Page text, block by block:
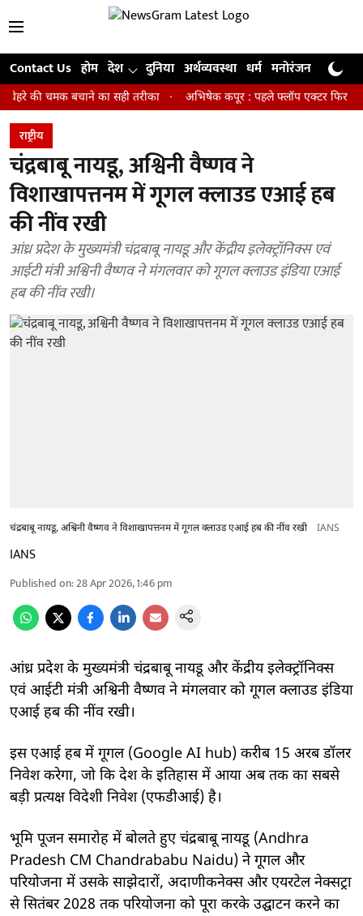
Contact Us होम देश दुनिया अर्थव्यवस्था धर्म मनोरंजन खेल
बचाने का सही तरीका अभिषेक कपूर : पहले फ्लॉप एक्टर फिर बने अवॉर्ड
राष्ट्रीय
चंद्रबाबू नायडू, अश्विनी वैष्णव ने
विशाखापत्तनम में गूगल क्लाउड एआई हब
की नींव रखी
आंध्र प्रदेश के मुख्यमंत्री चंद्रबाबू नायडू और केंद्रीय इलेक्ट्रॉनिक्स एवं
आईटी मंत्री अश्विनी वैष्णव ने मंगलवार को गूगल क्लाउड इंडिया एआई
हब की नींव रखी।
चंद्रबाबू नायडू, अश्विनी वैष्णव ने विशाखापत्तनम में गूगल क्लाउड एआई हब की नींव रखी IANS
IANS
Published on:28 Apr 2026, 1:46 pm
आंध्र प्रदेश के मुख्यमंत्री चंद्रबाबू नायडू और केंद्रीय इलेक्ट्रॉनिक्स
एवं आईटी मंत्री अश्विनी वैष्णव ने मंगलवार को गूगल क्लाउड इंडिया
एआई हब की नींव रखी।
इस एआई हब में गूगल (Google AI hub) करीब 15 अरब डॉलर
निवेश करेगा, जो कि देश के इतिहास में आया अब तक का सबसे
बड़ी प्रत्यक्ष विदेशी निवेश (एफडीआई) है।
भूमि पूजन समारोह में बोलते हुए चंद्रबाबू नायडू (Andhra
Pradesh CM Chandrababu Naidu) ने गूगल और
परियोजना में उसके साझेदारों, अदाणीकनेक्स और एयरटेल नेक्सट्रा
से सितंबर 2028 तक परियोजना को पूरा करके उद्घाटन करने का